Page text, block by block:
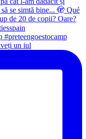
un iul